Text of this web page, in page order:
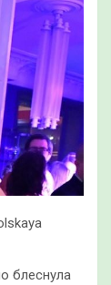
блеснула